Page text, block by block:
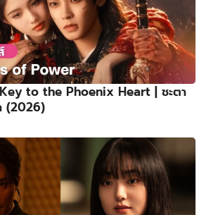
to the Phoenix Heart | ชะตา
(2026)